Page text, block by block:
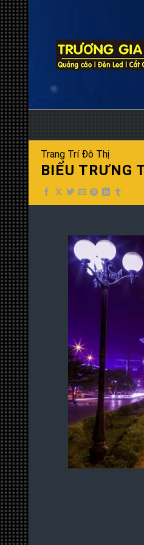
Skip
to
content
Trang Trí Đô Thị
BIỂU TRƯNG